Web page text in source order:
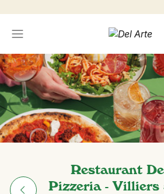
Restaurant
Pizzeria - Villiers